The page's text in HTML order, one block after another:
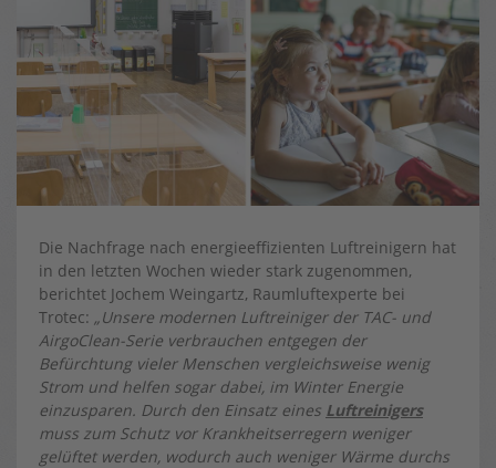
Die Nachfrage nach energieeffizienten Luftreinigern hat
in den letzten Wochen wieder stark zugenommen,
berichtet Jochem Weingartz, Raumluftexperte bei
Trotec: „Unsere modernen Luftreiniger der TAC- und
AirgoClean-Serie verbrauchen entgegen der
Befürchtung vieler Menschen vergleichsweise wenig
Strom und helfen sogar dabei, im Winter Energie
einzusparen. Durch den Einsatz eines Luftreinigers
muss zum Schutz vor Krankheitserregern weniger
gelüftet werden, wodurch auch weniger Wärme durchs